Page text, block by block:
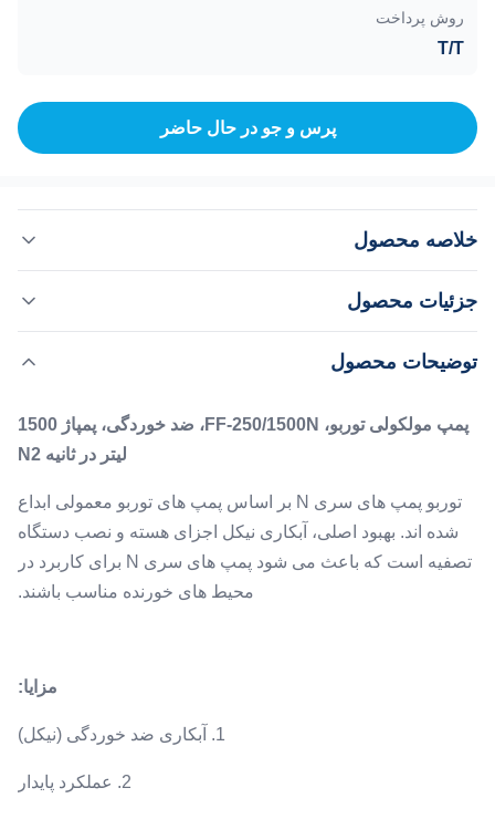
روش پرداخت
T/T
پرس و جو در حال حاضر
خلاصه محصول
ضد خوردگی (نیکل) ...
جزئیات محصول
برجسته کردن:
Type:
ضد خوردگی
آب
توضیحات محصول
پمپ مولکولی توربو، FF-250/1500N، ضد خوردگی، پمپاژ 1500
لیتر در ثانیه N2
توربو پمپ های سری N بر اساس پمپ های توربو معمولی ابداع
شده اند. بهبود اصلی، آبکاری نیکل اجزای هسته و نصب دستگاه
تصفیه است که باعث می شود پمپ های سری N برای کاربرد در
محیط های خورنده مناسب باشند.
مزایا:
1. آبکاری ضد خوردگی (نیکل)
2. عملکرد پایدار